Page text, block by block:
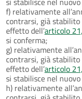
f) relativamente
contrarsi, già
effetto dell’articolo
si conferma;
g) relativamente
contrarsi, già
effetto dell’articolo
si stabilisce nel
h) relativamente